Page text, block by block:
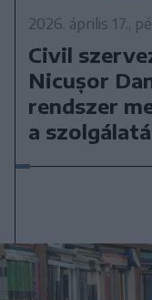
2026. április 17.,
Civil
Nicușor
rendszer
a